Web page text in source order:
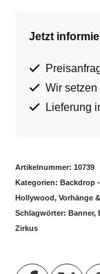
Menge
Jetzt
Wir setzen
Lieferung
Artikelnummer: 10739
Kategorien: Backdrop
Hollywood, Vorhänge
Schlagwörter: Banner,
Zirkus